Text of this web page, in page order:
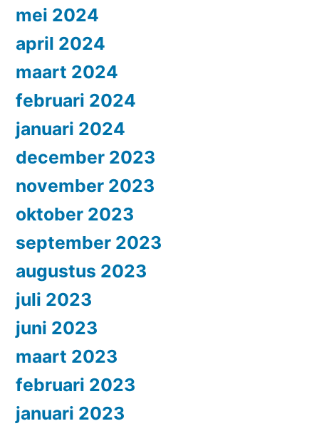
mei 2024
april 2024
maart 2024
februari 2024
januari 2024
december 2023
november 2023
oktober 2023
september 2023
augustus 2023
juli 2023
juni 2023
maart 2023
februari 2023
januari 2023